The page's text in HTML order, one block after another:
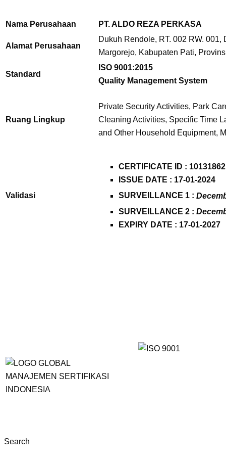
Nama Perusahaan PT. ALDO REZA PERKASA
Alamat Perusahaan
Dukuh Rendole, RT. 002 RW.
Margorejo, Kabupaten Pati,
Standard
ISO 9001:2015
Quality Management System
Ruang Lingkup
Private Security Activities, Park
Cleaning Activities, Specific Time
and Other Household Equipment,
Validasi
CERTIFICATE ID : 10131862
ISSUE DATE : 17-01-2024
SURVEILLANCE 1 :
SURVEILLANCE 2 :
EXPIRY DATE : 17-01-2027
Search